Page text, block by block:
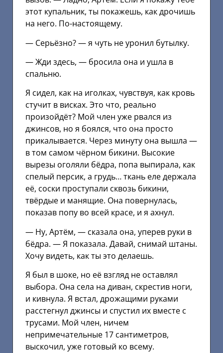
этот купальник, ты покажешь, как дрочишь
на него. По-настоящему.
— Серьёзно? — я чуть не уронил бутылку.
— Жди здесь, — бросила она и ушла в
спальню.
Я сидел, как на иголках, чувствуя, как кровь
стучит в висках. Это что, реально
произойдёт? Мой член уже рвался из
джинсов, но я боялся, что она просто
прикалывается. Через минуту она вышла —
в том самом чёрном бикини. Высокие
вырезы оголяли бёдра, попа выпирала, как
спелый персик, а грудь… ткань еле держала
её, соски проступали сквозь бикини,
твёрдые и манящие. Она повернулась,
показав попу во всей красе, и я ахнул.
— Ну, Артём, — сказала она, уперев руки в
бёдра. — Я показала. Давай, снимай штаны.
Хочу видеть, как ты это делаешь.
Я был в шоке, но её взгляд не оставлял
выбора. Она села на диван, скрестив ноги,
и кивнула. Я встал, дрожащими руками
расстегнул джинсы и спустил их вместе с
трусами. Мой член, ничем
непримечательные 17 сантиметров,
выскочил, уже готовый ко всему.